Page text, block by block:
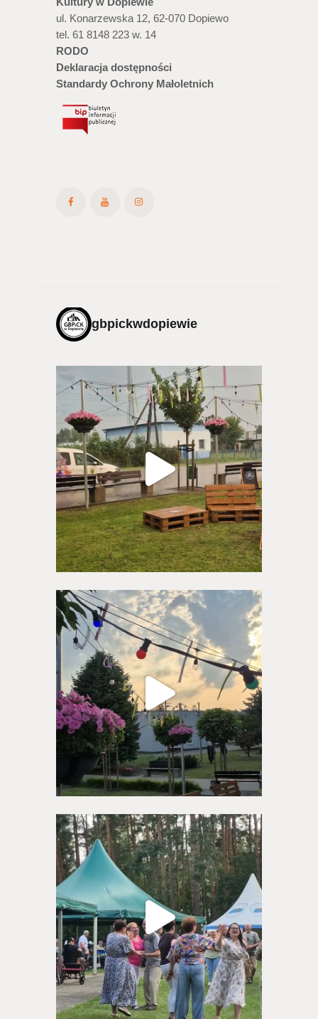
ul. Konarzewska 12, 62-070 Dopiewo
tel. 61 8148 223 w. 14
RODO
Deklaracja dostępności
Standardy Ochrony Małoletnich
gbpickwdopiewie